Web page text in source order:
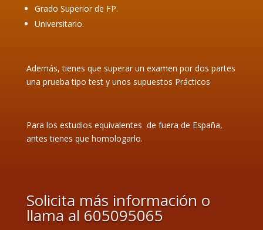
Grado Superior de FP.
Universitario.
Además, tienes que superar un examen por dos partes
una prueba tipo test y unos supuestos Prácticos
Para los estudios equivalentes de fuera de España,
antes tienes que homologarlo.
Solicita más información o
llama al 605095065